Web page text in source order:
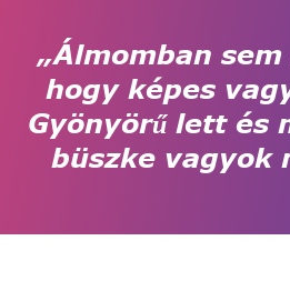
„Álmomban
hogy képes
Gyönyörű lett és
büszke vagyok